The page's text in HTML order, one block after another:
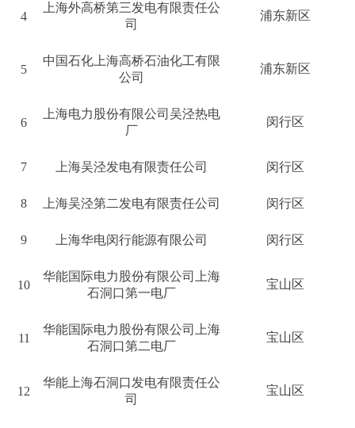
4
上海外高桥第三发电有限责任公
司
浦东新区
5
中国石化上海高桥石油化工有限
公司
浦东新区
6
上海电力股份有限公司吴泾热电
厂
闵行区
7 上海吴泾发电有限责任公司 闵行区
8 上海吴泾第二发电有限责任公司 闵行区
9 上海华电闵行能源有限公司 闵行区
10
华能国际电力股份有限公司上海
石洞口第一电厂
宝山区
11
华能国际电力股份有限公司上海
石洞口第二电厂
宝山区
12
华能上海石洞口发电有限责任公
司
宝山区